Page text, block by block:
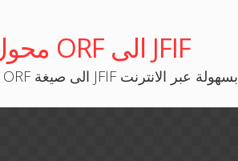
محول ORF الى JFIF
حوّل صور ORF الى صيغة JFIF بسهولة عبر الانترنت